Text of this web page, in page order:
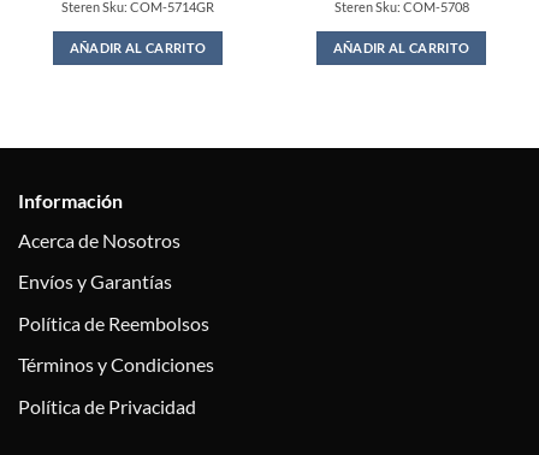
was:
$149.00.
is:
$134.00.
Steren Sku: COM-5714GR
AÑADIR AL CARRITO
was:
$149.00.
is:
$134.00.
Steren Sku: COM-5708
AÑADIR AL CARRITO
Información
Acerca de Nosotros
Envíos y Garantías
Política de Reembolsos
Términos y Condiciones
Política de Privacidad